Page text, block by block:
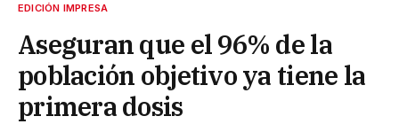
EDICIÓN IMPRESA
Aseguran que el 96% de la
población objetivo ya tiene la
primera dosis